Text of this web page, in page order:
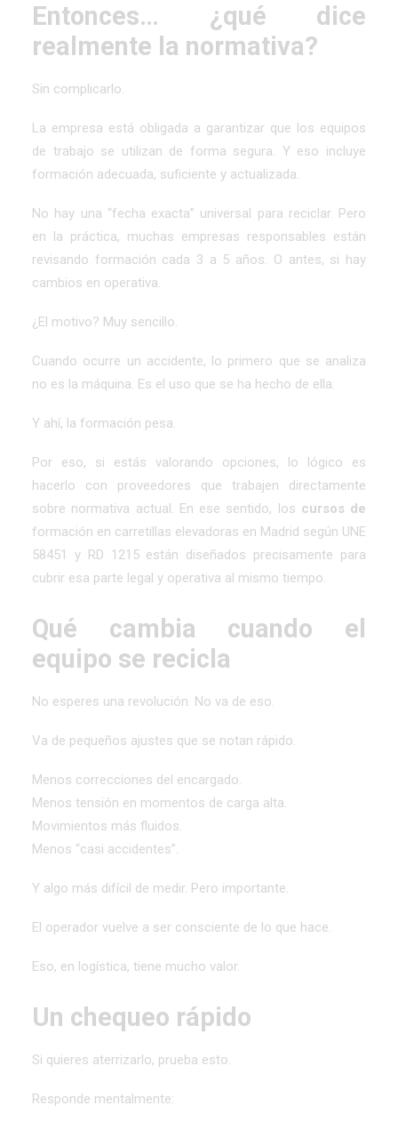
Entonces… ¿qué dice
realmente la normativa?
Sin complicarlo.
La empresa está obligada a garantizar que los equipos
de trabajo se utilizan de forma segura. Y eso incluye
formación adecuada, suficiente y actualizada.
No hay una “fecha exacta” universal para reciclar. Pero
en la práctica, muchas empresas responsables están
revisando formación cada 3 a 5 años. O antes, si hay
cambios en operativa.
¿El motivo? Muy sencillo.
Cuando ocurre un accidente, lo primero que se analiza
no es la máquina. Es el uso que se ha hecho de ella.
Y ahí, la formación pesa.
Por eso, si estás valorando opciones, lo lógico es
hacerlo con proveedores que trabajen directamente
sobre normativa actual. En ese sentido, los cursos de
formación en carretillas elevadoras en Madrid según UNE
58451 y RD 1215están diseñados precisamente para
cubrir esa parte legal y operativa al mismo tiempo.
Qué cambia cuando el
equipo se recicla
No esperes una revolución. No va de eso.
Va de pequeños ajustes que se notan rápido.
Menos correcciones del encargado.
Menos tensión en momentos de carga alta.
Movimientos más fluidos.
Menos “casi accidentes”.
Y algo más difícil de medir. Pero importante.
El operador vuelve a ser consciente de lo que hace.
Eso, en logística, tiene mucho valor.
Un chequeo rápido
Si quieres aterrizarlo, prueba esto.
Responde mentalmente: